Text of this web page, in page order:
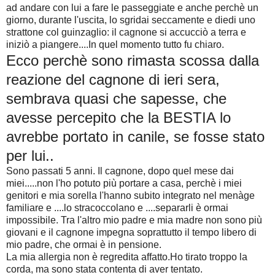
ad andare con lui a fare le passeggiate e anche perchè un
giorno, durante l'uscita, lo sgridai seccamente e diedi uno
strattone col guinzaglio: il cagnone si accucciò a terra e
iniziò a piangere....In quel momento tutto fu chiaro.
Ecco perchè sono rimasta scossa dalla
reazione del cagnone di ieri sera,
sembrava quasi che sapesse, che
avesse percepito che la BESTIA lo
avrebbe portato in canile, se fosse stato
per lui..
Sono passati 5 anni. Il cagnone, dopo quel mese dai
miei.....non l'ho potuto più portare a casa, perchè i miei
genitori e mia sorella l'hanno subito integrato nel menàge
familiare e ....lo stracoccolano e ....separarli è ormai
impossibile. Tra l'altro mio padre e mia madre non sono più
giovani e il cagnone impegna soprattutto il tempo libero di
mio padre, che ormai è in pensione.
La mia allergia non è regredita affatto.Ho tirato troppo la
corda, ma sono stata contenta di aver tentato.